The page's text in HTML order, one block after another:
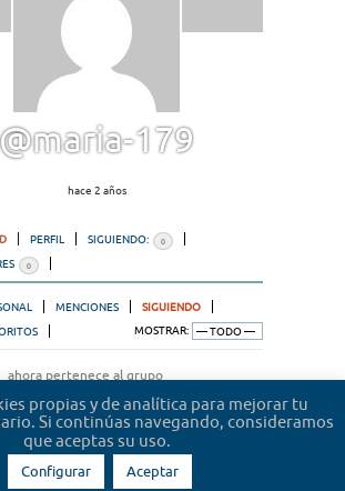
@maria-179
hace 2 años
PERFIL SIGUIENDO: 0
0
MENCIONES
SIGUIENDO
MOSTRAR:
ahora pertenece al grupo
propias y de analítica para mejorar tu
Si continúas navegando, consideramos
que aceptas su uso.
Configurar Aceptar